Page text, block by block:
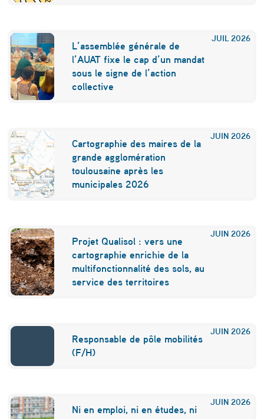
e
s
d
a
n
s
l
e
s
v
l
l
e
s
e
a
é
JUIL 2026
L’assemblée générale de
l’AUAT fixe le cap d’un mandat
sous le signe de l’action
collective
JUIN 2026
Cartographie des maires de la
grande agglomération
toulousaine après les
municipales 2026
JUIN 2026
Projet Qualisol : vers une
cartographie enrichie de la
multifonctionnalité des sols, au
service des territoires
JUIN 2026
Responsable de pôle mobilités
(F/H)
JUIN 2026
Ni en emploi, ni en études, ni